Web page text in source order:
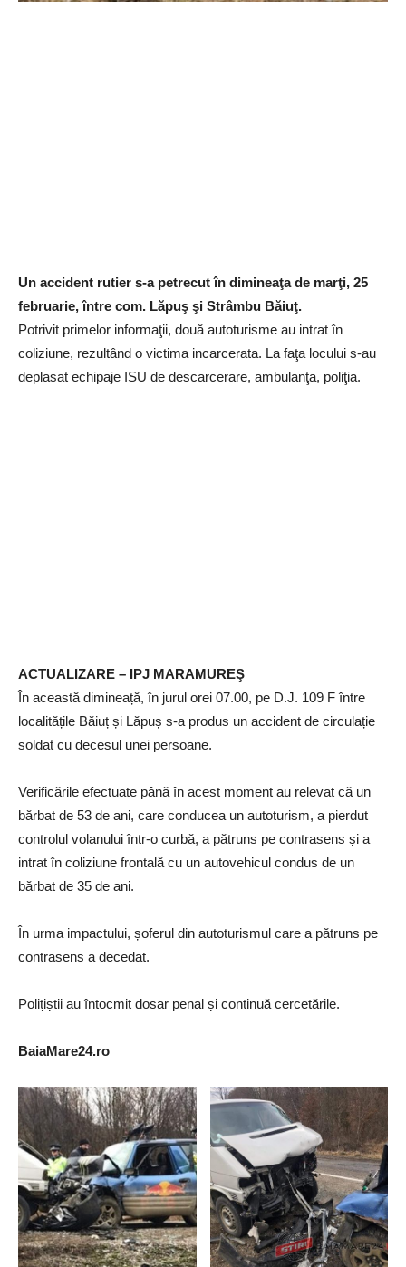
Un accident rutier s-a petrecut în dimineaţa de marţi, 25
februarie, între com. Lăpuş şi Strâmbu Băiuţ.
Potrivit primelor informaţii, două autoturisme au intrat în
coliziune, rezultând o victima incarcerata. La faţa locului s-au
deplasat echipaje ISU de descarcerare, ambulanţa, poliţia.
ACTUALIZARE – IPJ MARAMUREŞ
În această dimineață, în jurul orei 07.00, pe D.J. 109 F între
localitățile Băiuț și Lăpuș s-a produs un accident de circulație
soldat cu decesul unei persoane.
Verificările efectuate până în acest moment au relevat că un
bărbat de 53 de ani, care conducea un autoturism, a pierdut
controlul volanului într-o curbă, a pătruns pe contrasens și a
intrat în coliziune frontală cu un autovehicul condus de un
bărbat de 35 de ani.
În urma impactului, șoferul din autoturismul care a pătruns pe
contrasens a decedat.
Polițiștii au întocmit dosar penal și continuă cercetările.
BaiaMare24.ro